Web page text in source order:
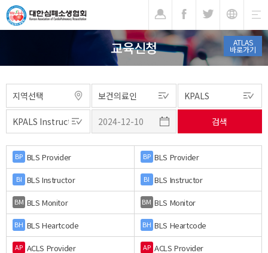
ATLAS
바로가기
교육신청
BP BLS Provider BP BLS Provider
BI BLS Instructor BI BLS Instructor
BM BLS Monitor BM BLS Monitor
BH BLS Heartcode BH BLS Heartcode
AP ACLS Provider AP ACLS Provider